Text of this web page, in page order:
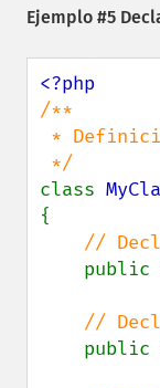
Ejemplo #5
/**
class
{
//
public
//
public